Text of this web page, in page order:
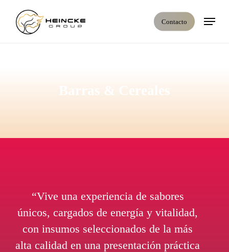
Contacto
Menú
Barras & Cereales
“Vive una experiencia de sabores
únicos, cargados de energía y vitalidad,
con insumos seleccionados de la más
alta calidad en una presentación práctica